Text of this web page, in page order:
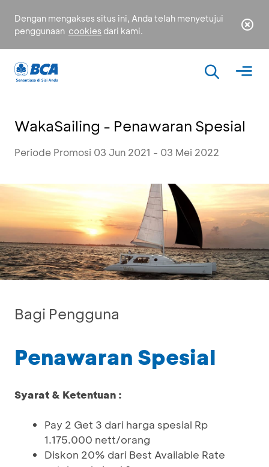
Dengan mengakses situs ini, Anda telah menyetujui
penggunaan cookies dari kami.
WakaSailing - Penawaran Spesial
Periode Promosi 03 Jun 2021 - 03 Mei 2022
Bagi Pengguna
Penawaran Spesial
Syarat & Ketentuan :
Pay 2 Get 3 dari harga spesial Rp
1.175.000 nett/orang
Diskon 20% dari Best Available Rate